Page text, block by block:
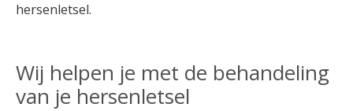
hersenletsel.
Wij helpen je met de behandeling
van je hersenletsel